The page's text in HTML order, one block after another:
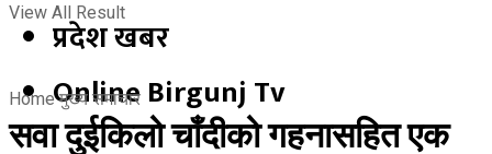
प्रदेश खबर
Online Birgunj Tv
View All Result
Home मुख्य समाचार
सवा दुईकिलो चाँदीको गहनासहित एक